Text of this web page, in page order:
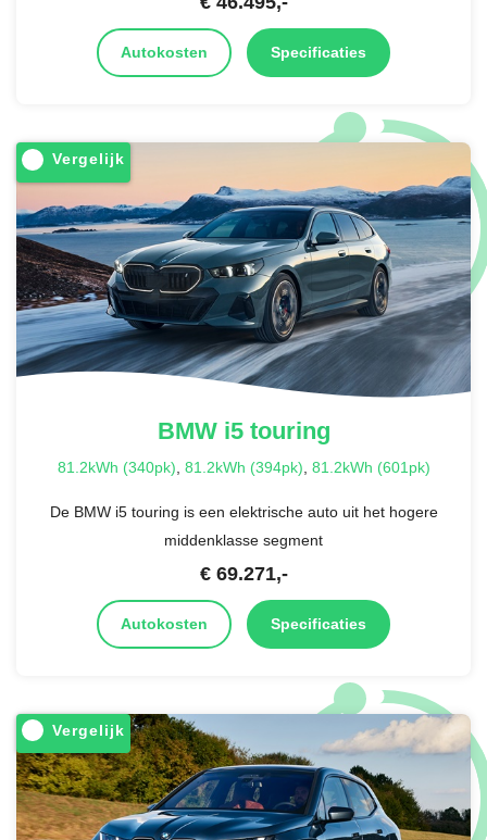
Autokosten Specificaties
Vergelijk
BMWi5 touring
81.2kWh (340pk) 81.2kWh (394pk) 81.2kWh (601pk)
De BMW i5 touring is een elektrische auto uit het hogere
middenklasse segment
€ 69.271,-
Autokosten Specificaties
Vergelijk